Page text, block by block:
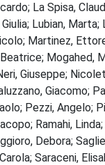
La Spisa,
Lubian,
Martinez,
Giuseppe;
Giacomo;
Pezzi,
Ramahi,
Debora;
Saraceni,